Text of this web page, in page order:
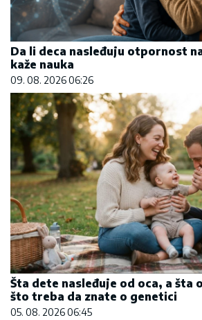
Da li deca nasleđuju otpornost
kaže nauka
09. 08. 2026 06:26
Šta dete nasleđuje od oca, a šta
što treba da znate o genetici
05. 08. 2026 06:45